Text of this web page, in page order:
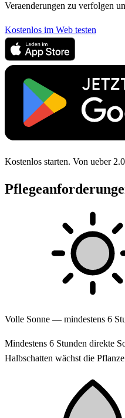
Veraenderungen zu verfolgen
Kostenlos im Web testen
Kostenlos starten. Von ueber
Volle Sonne — mindestens 6
Mindestens 6 Stunden direkte
Halbschatten wächst die